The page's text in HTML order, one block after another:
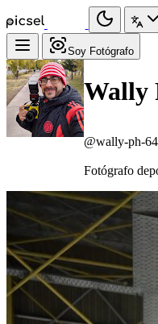
Soy Fotógrafo
Wally
@wally-ph-
Fotógrafo